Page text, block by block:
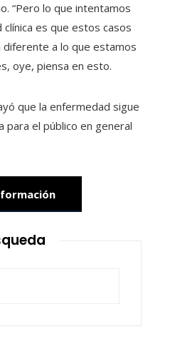
“Pero lo que intentamos
es que estos casos
a lo que estamos
oye, piensa en esto.
que la enfermedad sigue
para el público en general